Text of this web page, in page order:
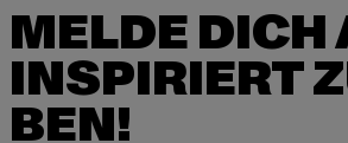
MELDE DICH
INSPIRIERT
BEN!